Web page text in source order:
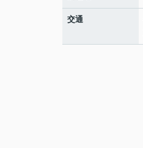
交通